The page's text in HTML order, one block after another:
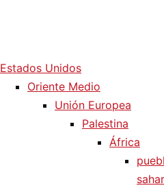
Estados Unidos
Oriente Medio
Unión Europea
Palestina
África